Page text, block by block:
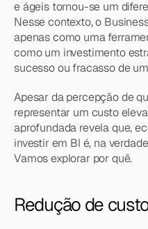
e ágeis tornou-se um
Nesse contexto, o
apenas como uma
como um investimento
sucesso ou fracasso de
Apesar da percepção de
representar um custo
aprofundada revela que,
investir em BI é, na
Vamos explorar por quê.
Redução de